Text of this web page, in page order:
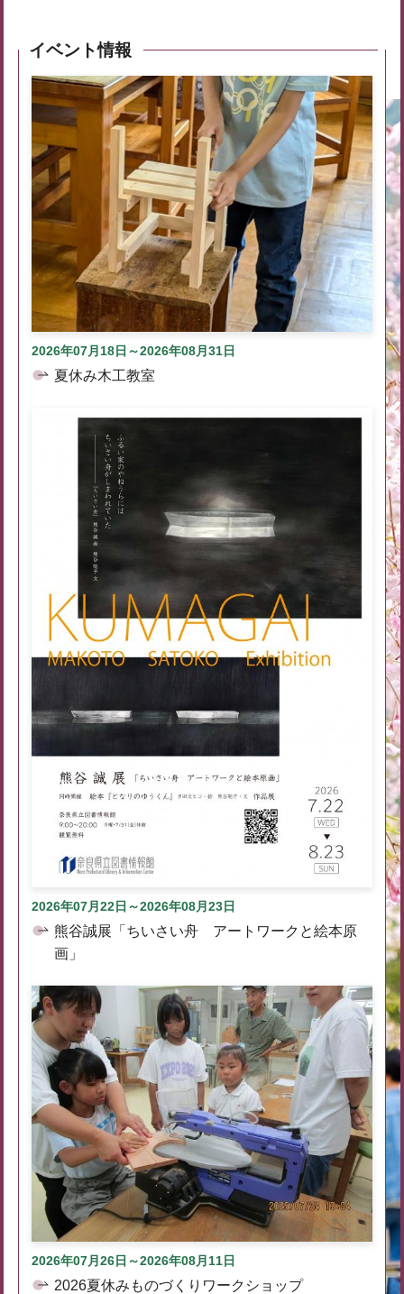
イベント情報
2026年07月18日～2026年08月31日
夏休み木工教室
2026年07月22日～2026年08月23日
熊谷誠展「ちいさい舟 アートワークと絵本原
画」
2026年07月26日～2026年08月11日
2026夏休みものづくりワークショップ